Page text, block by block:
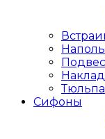
Сифоны